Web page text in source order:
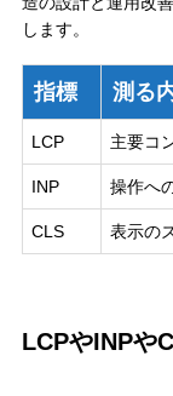
します。
指標 測る
LCP 主要コ
INP 操作へ
CLS 表示の
LCPやINPや